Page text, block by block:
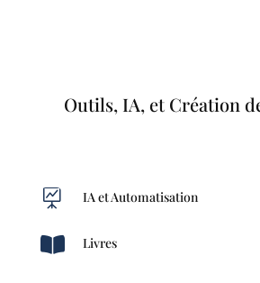
Outils, IA, et Création
 IA et Automatisation
 Livres